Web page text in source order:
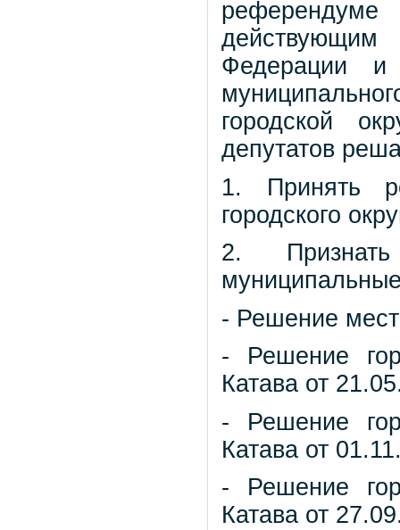
Федерации и
городской
депутатов
1. Принять
городского
2.
- Решение
- Решение
Катава от
- Решение
Катава от
- Решение
Катава от